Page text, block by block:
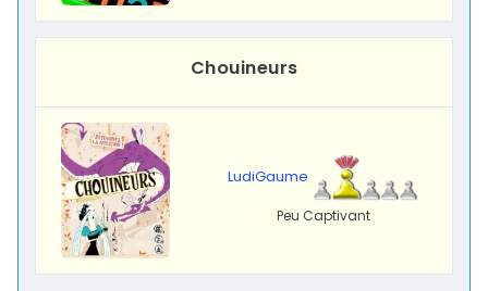
Chouineurs
LudiGaume
Peu Captivant